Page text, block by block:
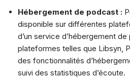
Hébergement de podcast :
disponible sur différentes
d’un service d’hébergement
plateformes telles que Libsyn,
des fonctionnalités
suivi des statistiques d’écoute.